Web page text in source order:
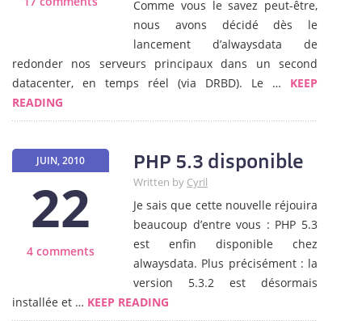
Comme vous le savez peut-être,
nous avons décidé dès le
lancement d’alwaysdata de
redonder nos serveurs principaux dans un second
datacenter, en temps réel (via DRBD). Le … KEEP
READING
JUIN, 2010
22
4 comments
PHP 5.3 disponible
Written by Cyril
Je sais que cette nouvelle réjouira
beaucoup d’entre vous : PHP 5.3
est enfin disponible chez
alwaysdata. Plus précisément : la
version 5.3.2 est désormais
installée et … KEEP READING